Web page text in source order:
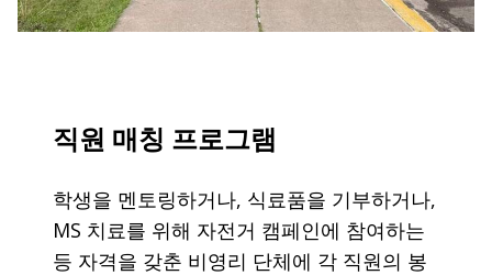
직원 매칭 프로그램
학생을 멘토링하거나, 식료품을 기부하거나,
MS 치료를 위해 자전거 캠페인에 참여하는
등 자격을 갖춘 비영리 단체에 각 직원의 봉